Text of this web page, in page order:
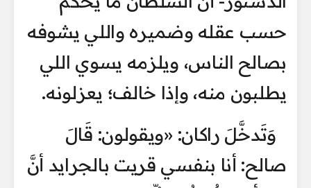
حسب عقله وضميره واللي يشوفه
بصالح الناس، ويلزمه يسوي اللي
يطلبون منه، وإذا خالف؛ يعزلونه.
وَتَدخَّلَ راكان: «ويقولون: قَالَ
صالح: أنا بنفسي قريت بالجرايد أنَّ